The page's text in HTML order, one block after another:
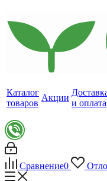
Каталог
товаров
Акции
и оплата
Сравнение0